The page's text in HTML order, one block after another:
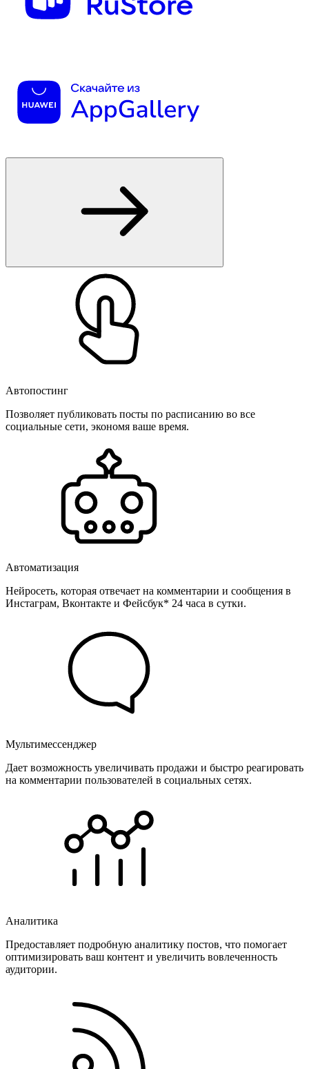
Автопостинг
Позволяет публиковать посты по расписанию во все
социальные сети, экономя ваше время.
Автоматизация
Нейросеть, которая отвечает на комментарии и сообщения в
Инстаграм, Вконтакте и Фейсбук* 24 часа в сутки.
Мультимессенджер
Дает возможность увеличивать продажи и быстро реагировать
на комментарии пользователей в социальных сетях.
Аналитика
Предоставляет подробную аналитику постов, что помогает
оптимизировать ваш контент и увеличить вовлеченность
аудитории.